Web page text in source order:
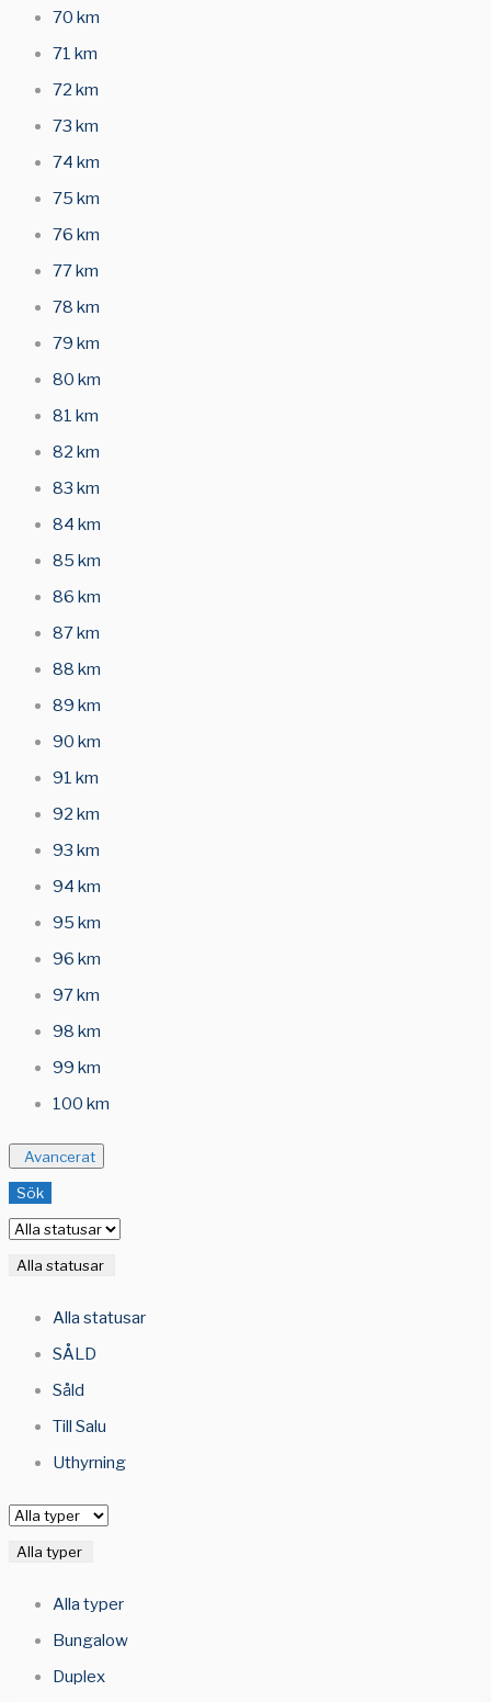
70 km
71 km
72 km
73 km
74 km
75 km
76 km
77 km
78 km
79 km
80 km
81 km
82 km
83 km
84 km
85 km
86 km
87 km
88 km
89 km
90 km
91 km
92 km
93 km
94 km
95 km
96 km
97 km
98 km
99 km
100 km
Avancerat
Sök
Alla statusar
Alla statusar
SÅLD
Såld
Till Salu
Uthyrning
Alla typer
Alla typer
Bungalow
Duplex